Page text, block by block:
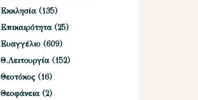
Εκκλησία(135)
Επικαιρότητα(25)
Ευαγγέλιο (609)
Θ.Λειτουργία(152)
Θεοτόκος (16)
Θεοφάνεια(2)